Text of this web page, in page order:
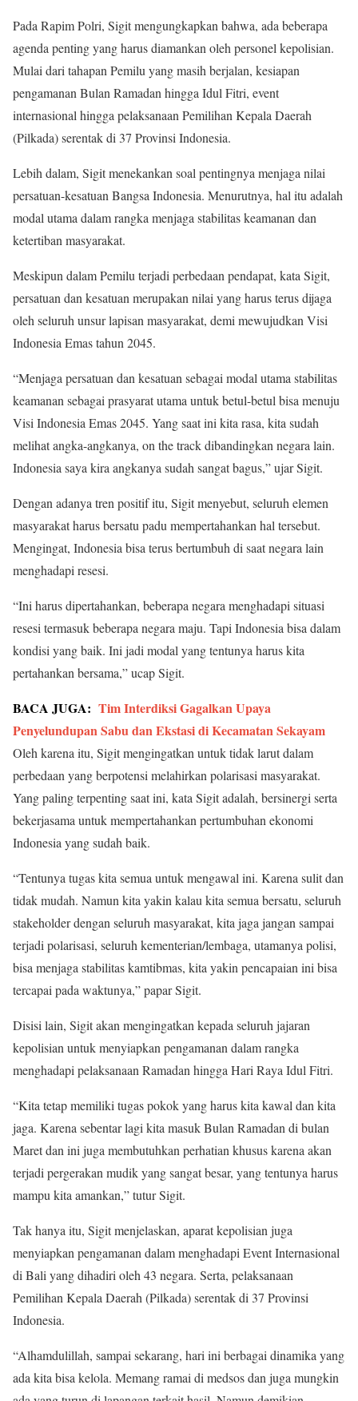
Pada Rapim Polri, Sigit mengungkapkan bahwa, ada beberapa
agenda penting yang harus diamankan oleh personel kepolisian.
Mulai dari tahapan Pemilu yang masih berjalan, kesiapan
pengamanan Bulan Ramadan hingga Idul Fitri, event
internasional hingga pelaksanaan Pemilihan Kepala Daerah
(Pilkada) serentak di 37 Provinsi Indonesia.
Lebih dalam, Sigit menekankan soal pentingnya menjaga nilai
persatuan-kesatuan Bangsa Indonesia. Menurutnya, hal itu adalah
modal utama dalam rangka menjaga stabilitas keamanan dan
ketertiban masyarakat.
Meskipun dalam Pemilu terjadi perbedaan pendapat, kata Sigit,
persatuan dan kesatuan merupakan nilai yang harus terus dijaga
oleh seluruh unsur lapisan masyarakat, demi mewujudkan Visi
Indonesia Emas tahun 2045.
“Menjaga persatuan dan kesatuan sebagai modal utama stabilitas
keamanan sebagai prasyarat utama untuk betul-betul bisa menuju
Visi Indonesia Emas 2045. Yang saat ini kita rasa, kita sudah
melihat angka-angkanya, on the track dibandingkan negara lain.
Indonesia saya kira angkanya sudah sangat bagus,” ujar Sigit.
Dengan adanya tren positif itu, Sigit menyebut, seluruh elemen
masyarakat harus bersatu padu mempertahankan hal tersebut.
Mengingat, Indonesia bisa terus bertumbuh di saat negara lain
menghadapi resesi.
“Ini harus dipertahankan, beberapa negara menghadapi situasi
resesi termasuk beberapa negara maju. Tapi Indonesia bisa dalam
kondisi yang baik. Ini jadi modal yang tentunya harus kita
pertahankan bersama,” ucap Sigit.
BACA JUGA: Tim Interdiksi Gagalkan Upaya
Penyelundupan Sabu dan Ekstasi di Kecamatan Sekayam
Oleh karena itu, Sigit mengingatkan untuk tidak larut dalam
perbedaan yang berpotensi melahirkan polarisasi masyarakat.
Yang paling terpenting saat ini, kata Sigit adalah, bersinergi serta
bekerjasama untuk mempertahankan pertumbuhan ekonomi
Indonesia yang sudah baik.
“Tentunya tugas kita semua untuk mengawal ini. Karena sulit dan
tidak mudah. Namun kita yakin kalau kita semua bersatu, seluruh
stakeholder dengan seluruh masyarakat, kita jaga jangan sampai
terjadi polarisasi, seluruh kementerian/lembaga, utamanya polisi,
bisa menjaga stabilitas kamtibmas, kita yakin pencapaian ini bisa
tercapai pada waktunya,” papar Sigit.
Disisi lain, Sigit akan mengingatkan kepada seluruh jajaran
kepolisian untuk menyiapkan pengamanan dalam rangka
menghadapi pelaksanaan Ramadan hingga Hari Raya Idul Fitri.
“Kita tetap memiliki tugas pokok yang harus kita kawal dan kita
jaga. Karena sebentar lagi kita masuk Bulan Ramadan di bulan
Maret dan ini juga membutuhkan perhatian khusus karena akan
terjadi pergerakan mudik yang sangat besar, yang tentunya harus
mampu kita amankan,” tutur Sigit.
Tak hanya itu, Sigit menjelaskan, aparat kepolisian juga
menyiapkan pengamanan dalam menghadapi Event Internasional
di Bali yang dihadiri oleh 43 negara. Serta, pelaksanaan
Pemilihan Kepala Daerah (Pilkada) serentak di 37 Provinsi
Indonesia.
“Alhamdulillah, sampai sekarang, hari ini berbagai dinamika yang
ada kita bisa kelola. Memang ramai di medsos dan juga mungkin